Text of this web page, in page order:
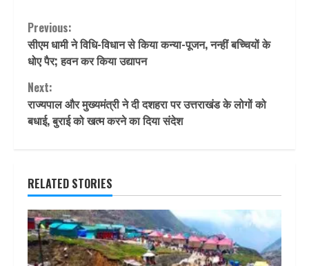
Continue
Reading
Previous:
सीएम धामी ने विधि-विधान से किया कन्या-पूजन, नन्हीं बच्चियों के
धोए पैर; हवन कर किया उद्यापन
Next:
राज्यपाल और मुख्यमंत्री ने दी दशहरा पर उत्तराखंड के लोगों को
बधाई, बुराई को खत्म करने का दिया संदेश
RELATED STORIES